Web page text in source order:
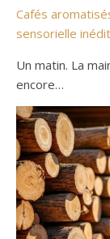
Cafés
sensorielle
Un matin. La
encore…